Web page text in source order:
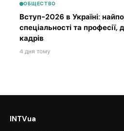
ОБЩЕСТВО
Вступ-2026 в Україні:
спеціальності та професії,
кадрів
4 дня тому
INTVua